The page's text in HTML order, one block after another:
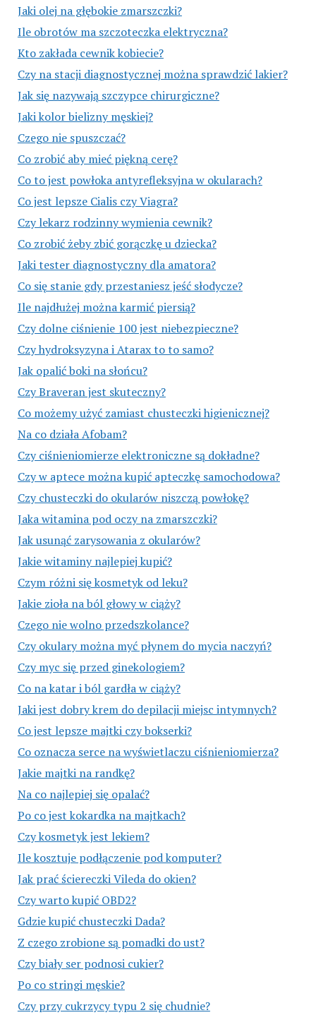
Jaki olej na głębokie zmarszczki?
Ile obrotów ma szczoteczka elektryczna?
Kto zakłada cewnik kobiecie?
Czy na stacji diagnostycznej można sprawdzić lakier?
Jak się nazywają szczypce chirurgiczne?
Jaki kolor bielizny męskiej?
Czego nie spuszczać?
Co zrobić aby mieć piękną cerę?
Co to jest powłoka antyrefleksyjna w okularach?
Co jest lepsze Cialis czy Viagra?
Czy lekarz rodzinny wymienia cewnik?
Co zrobić żeby zbić gorączkę u dziecka?
Jaki tester diagnostyczny dla amatora?
Co się stanie gdy przestaniesz jeść słodycze?
Ile najdłużej można karmić piersią?
Czy dolne ciśnienie 100 jest niebezpieczne?
Czy hydroksyzyna i Atarax to to samo?
Jak opalić boki na słońcu?
Czy Braveran jest skuteczny?
Co możemy użyć zamiast chusteczki higienicznej?
Na co działa Afobam?
Czy ciśnieniomierze elektroniczne są dokładne?
Czy w aptece można kupić apteczkę samochodowa?
Czy chusteczki do okularów niszczą powłokę?
Jaka witamina pod oczy na zmarszczki?
Jak usunąć zarysowania z okularów?
Jakie witaminy najlepiej kupić?
Czym różni się kosmetyk od leku?
Jakie zioła na ból głowy w ciąży?
Czego nie wolno przedszkolance?
Czy okulary można myć płynem do mycia naczyń?
Czy myc się przed ginekologiem?
Co na katar i ból gardła w ciąży?
Jaki jest dobry krem do depilacji miejsc intymnych?
Co jest lepsze majtki czy bokserki?
Co oznacza serce na wyświetlaczu ciśnieniomierza?
Jakie majtki na randkę?
Na co najlepiej się opalać?
Po co jest kokardka na majtkach?
Czy kosmetyk jest lekiem?
Ile kosztuje podłączenie pod komputer?
Jak prać ściereczki Vileda do okien?
Czy warto kupić OBD2?
Gdzie kupić chusteczki Dada?
Z czego zrobione są pomadki do ust?
Czy biały ser podnosi cukier?
Po co stringi męskie?
Czy przy cukrzycy typu 2 się chudnie?